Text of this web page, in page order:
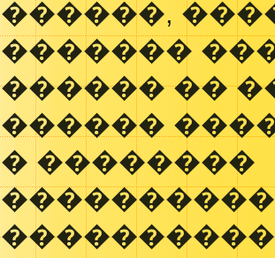
������,
�������
������ ��
������
� ��������